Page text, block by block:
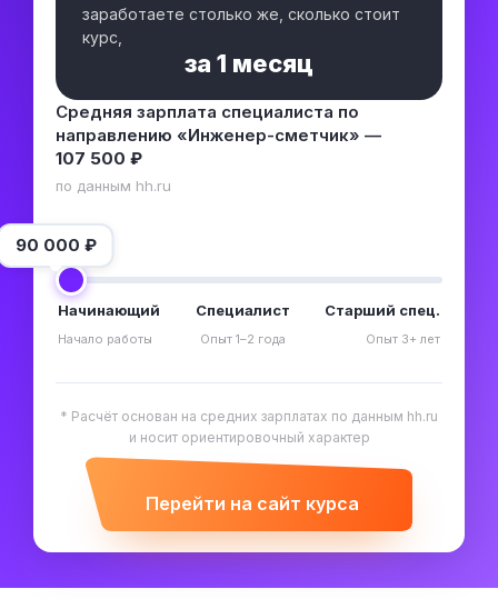
заработаете столько же, сколько стоит
курс,
за 1 месяц
Средняя зарплата специалиста по
направлению «Инженер-сметчик» —
107 500 ₽
по данным hh.ru
90 000 ₽
Начинающий
Начало работы
Специалист
Опыт 1–2 года
Старший спец.
Опыт 3+ лет
* Расчёт основан на средних зарплатах по данным hh.ru
и носит ориентировочный характер
Перейти на сайт курса